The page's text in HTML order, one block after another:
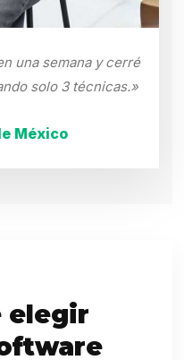
una semana y cerré
solo 3 técnicas.»
México
elegir